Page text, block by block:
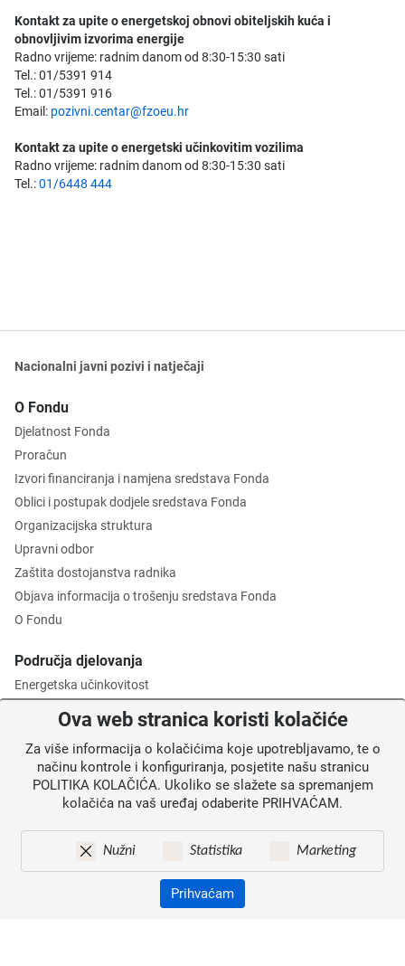
Kontakt za upite o energetskoj obnovi obiteljskih kuća i
obnovljivim izvorima energije
Radno vrijeme: radnim danom od 8:30-15:30 sati
Tel.: 01/5391 914
Tel.: 01/5391 916
Email: pozivni.centar@fzoeu.hr
Kontakt za upite o energetski učinkovitim vozilima
Radno vrijeme: radnim danom od 8:30-15:30 sati
Tel.:01/6448 444
Nacionalni javni pozivi i natječaji
O Fondu
Djelatnost Fonda
Proračun
Izvori financiranja i namjena sredstava Fonda
Oblici i postupak dodjele sredstava Fonda
Organizacijska struktura
Upravni odbor
Zaštita dostojanstva radnika
Objava informacija o trošenju sredstava Fonda
O Fondu
Područja djelovanja
Energetska učinkovitost
Posredničko tijelo razine 2
Informacije za korisnike
Mapa weba
Ova web stranica koristi kolačiće
Za više informacija o kolačićima koje upotrebljavamo, te o
načinu kontrole i konfiguriranja, posjetite našu stranicu
POLITIKA KOLAČIĆA. Ukoliko se slažete sa spremanjem
kolačića na vaš uređaj odaberite PRIHVAĆAM.
Nužni Statistika Marketing
Prihvaćam